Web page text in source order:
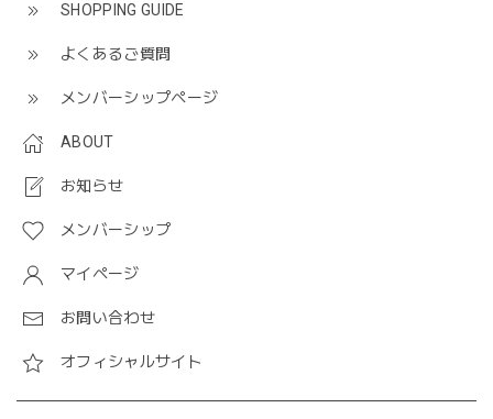
SHOPPING GUIDE
よくあるご質問
メンバーシップページ
ABOUT
お知らせ
メンバーシップ
マイページ
お問い合わせ
オフィシャルサイト